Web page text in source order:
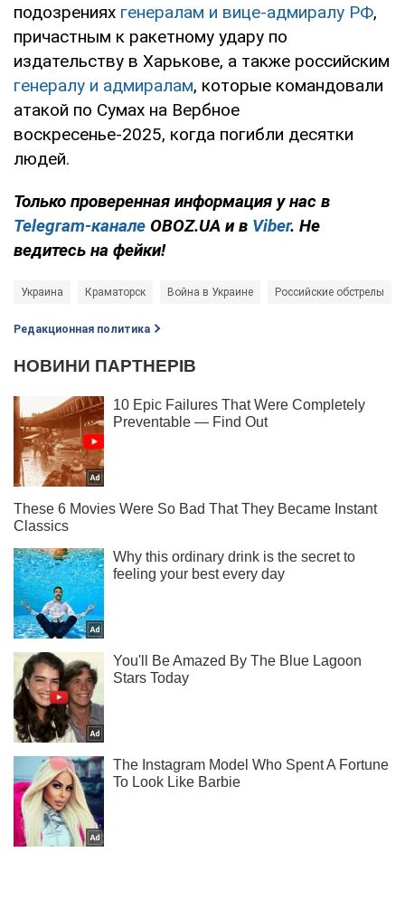
подозрениях генералам и вице-адмиралу РФ,
причастным к ракетному удару по
издательству в Харькове, а также российским
генералу и адмиралам, которые командовали
атакой по Сумах на Вербное
воскресенье-2025, когда погибли десятки
людей.
Только проверенная информация у нас в
Telegram-канале OBOZ.UA и в Viber. Не
ведитесь на фейки!
Украина Краматорск Война в Украине Российские обстрелы
Редакционная политика